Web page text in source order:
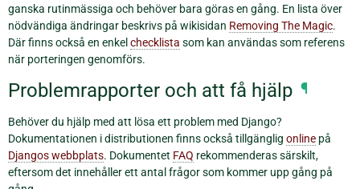
ganska rutinmässiga och behöver bara göras en gång. En lista över
nödvändiga ändringar beskrivs på wikisidan Removing The Magic.
Där finns också en enkel checklista som kan användas som referens
när porteringen genomförs.
Problemrapporter och att få hjälp ¶
Behöver du hjälp med att lösa ett problem med Django?
Dokumentationen i distributionen finns också tillgänglig online på
Djangos webbplats. Dokumentet FAQ rekommenderas särskilt,
eftersom det innehåller ett antal frågor som kommer upp gång på